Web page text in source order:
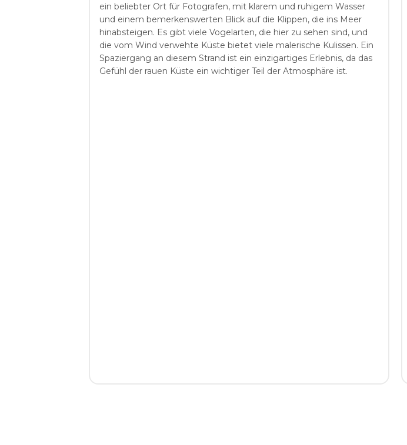
ein beliebter Ort für Fotografen, mit klarem und ruhigem Wasser
und einem bemerkenswerten Blick auf die Klippen, die ins Meer
hinabsteigen. Es gibt viele Vogelarten, die hier zu sehen sind, und
die vom Wind verwehte Küste bietet viele malerische Kulissen. Ein
Spaziergang an diesem Strand ist ein einzigartiges Erlebnis, da das
Gefühl der rauen Küste ein wichtiger Teil der Atmosphäre ist.